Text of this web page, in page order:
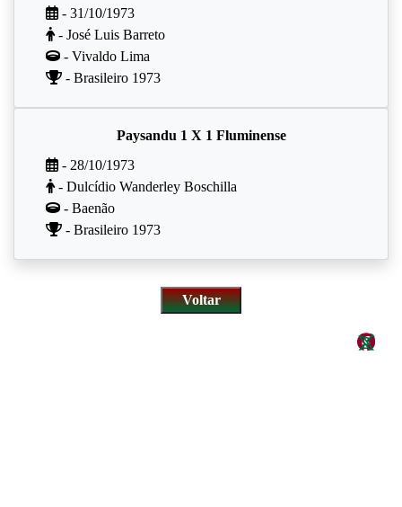
- 31/10/1973
- José Luis Barreto
- Vivaldo Lima
- Brasileiro 1973
Paysandu 1 X 1 Fluminense
- 28/10/1973
- Dulcídio Wanderley Boschilla
- Baenão
- Brasileiro 1973